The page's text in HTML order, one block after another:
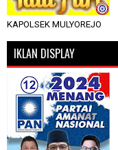
KAPOLSEK MULYOREJO
IKLAN DISPLAY